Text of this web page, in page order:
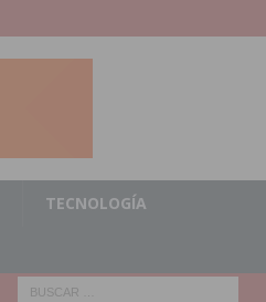
TECNOLOGÍA